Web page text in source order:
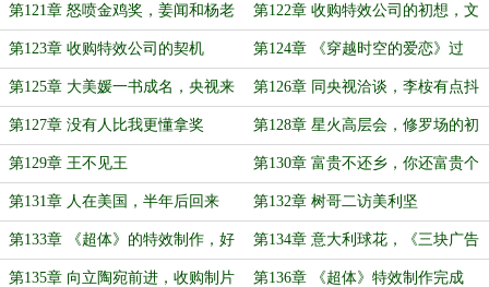
COS老师 演归港
第121章 怒喷金鸡奖，姜闻和杨老
板的孽缘
第122章 收购特效公司的初想，文
化出海
第123章 收购特效公司的契机 第124章 《穿越时空的爱恋》过
审，收购Vision magic
第125章 大美媛一书成名，央视来
访
第126章 同央视洽谈，李桉有点抖
第127章 没有人比我更懂拿奖 第128章 星火高层会，修罗场的初
始形态
第129章 王不见王 第130章 富贵不还乡，你还富贵个
毛？
第131章 人在美国，半年后回来 第132章 树哥二访美利坚
第133章 《超体》的特效制作，好
莱坞选角
第134章 意大利球花，《三块广告
牌》准备开拍
第135章 向立陶宛前进，收购制片 第136章 《超体》特效制作完成